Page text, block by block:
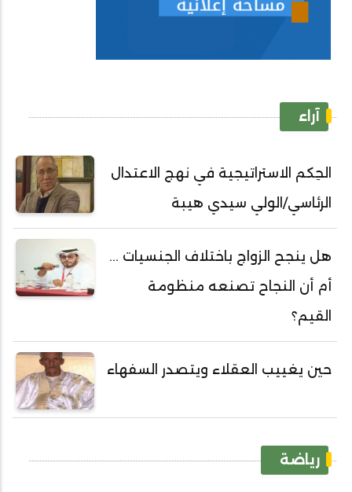
آراء
الحِكم الاستراتيجية في نهج الاعتدال
الرئاسي/الولي سيدي هيبة
هل ينجح الزواج باختلاف الجنسيات ...
أم أن النجاح تصنعه منظومة
القيم؟
حين يغييب العقلاء ويتصدر السفهاء
رياضة